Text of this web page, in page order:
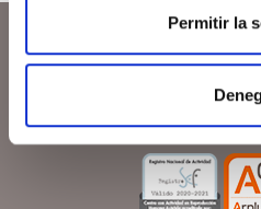
Permitir la